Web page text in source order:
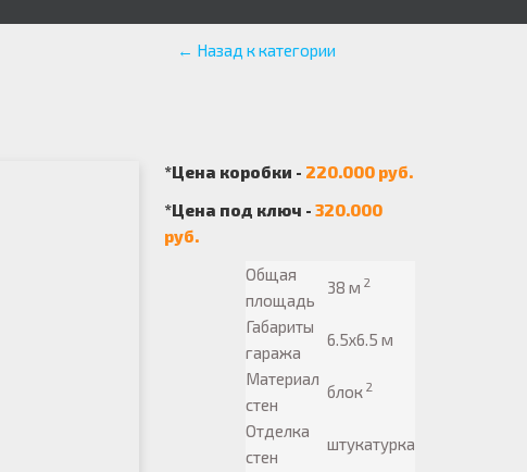
← Назад к категории
*Цена коробки - 220.000 руб.
*Цена под ключ - 320.000
руб.
Общая
площадь
38 м2
Габариты
гаража
6.5х6.5 м
Материал
стен
блок2
Отделка
стен
штукатурка